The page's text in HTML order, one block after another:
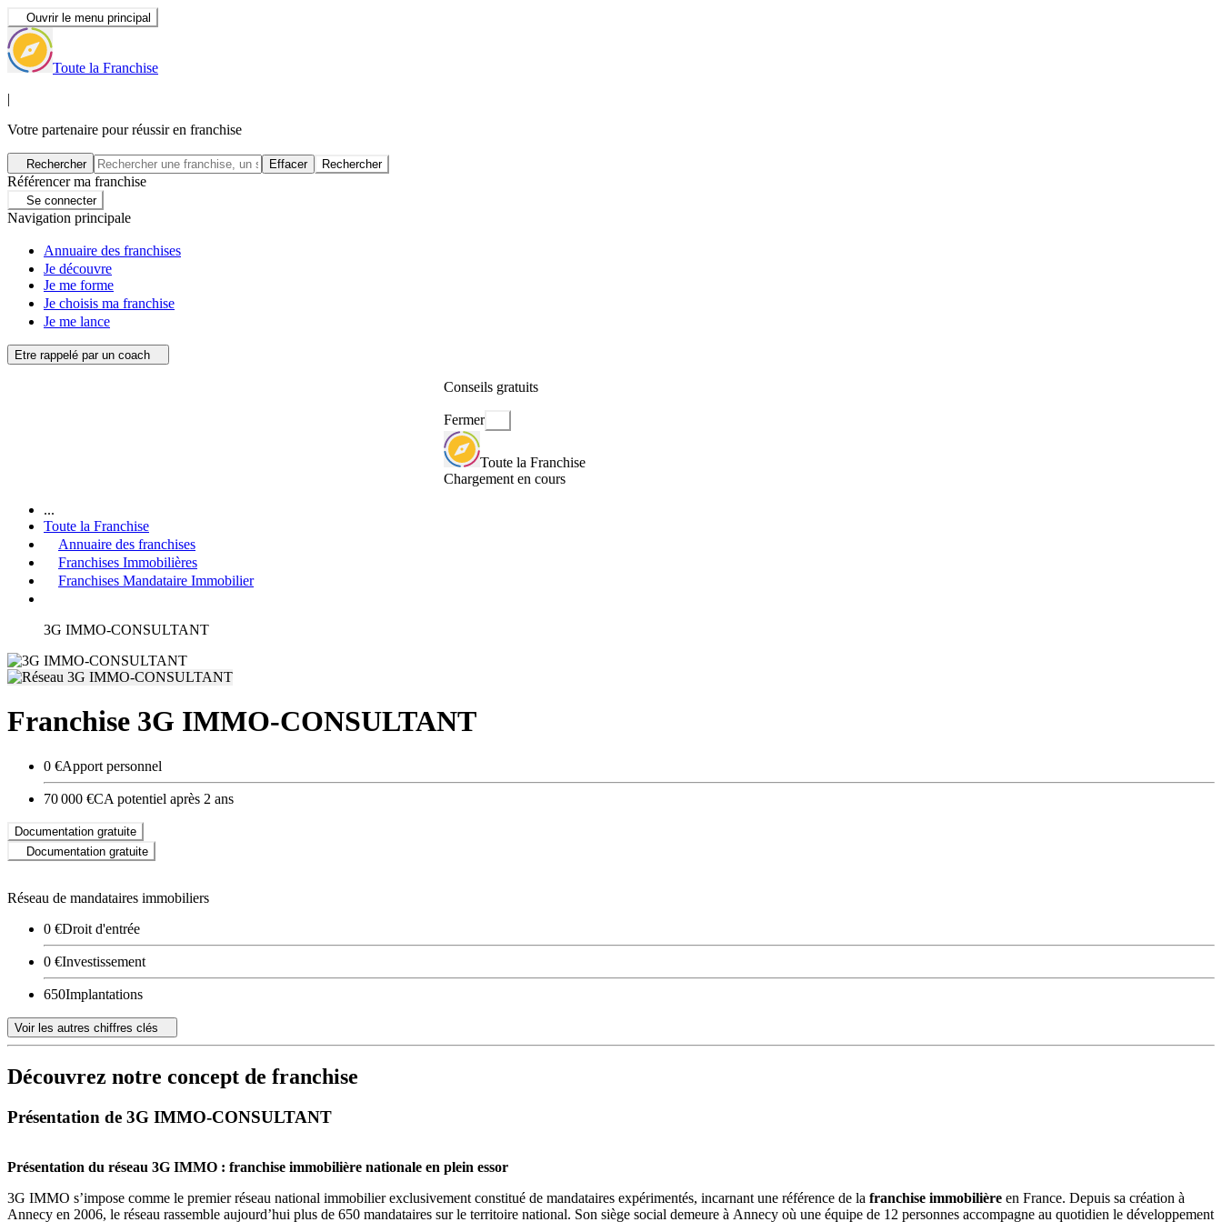
Ouvrir le menu principal
Toute la Franchise
|
Votre partenaire pour réussir en franchise
Rechercher Effacer Rechercher
Référencer ma franchise
Se connecter
Navigation principale
Annuaire des franchises
Je découvre
Je me forme
Je choisis ma franchise
Je me lance
Etre rappelé par un coach
Conseils gratuits
Fermer
Toute la Franchise
Chargement en cours
...
Toute la Franchise
Annuaire des franchises
Franchises Immobilières
Franchises Mandataire Immobilier
3G IMMO-CONSULTANT
Franchise 3G IMMO-CONSULTANT
0 €Apport personnel
70 000 €CA potentiel après 2 ans
Documentation gratuite
Documentation gratuite
Réseau de mandataires immobiliers
0 €Droit d'entrée
0 €Investissement
650Implantations
Voir les autres chiffres clés
Découvrez notre concept de franchise
Présentation de 3G IMMO-CONSULTANT
Présentation du réseau 3G IMMO : franchise immobilière nationale en plein essor
3G IMMO s’impose comme le premier réseau national immobilier exclusivement constitué de mandataires expérimentés, incarnant une référence de la franchise immobilière en France. Depuis sa création à
Annecy en 2006, le réseau rassemble aujourd’hui plus de 650 mandataires sur le territoire national. Son siège social demeure à Annecy où une équipe de 12 personnes accompagne au quotidien le développement